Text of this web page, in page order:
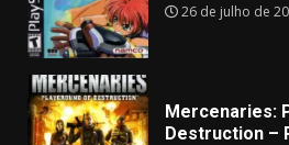
26 de julho de
Mercenaries:
Destruction –